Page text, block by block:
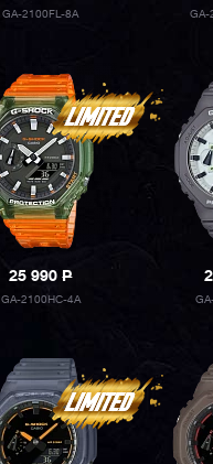
GA-2100FL-8A GA-
25 990P
GA-2100HC-4A